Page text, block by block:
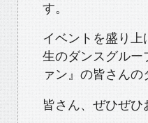
す。
イベントを盛り
生のダンスグルー
ァン』の皆さんの
皆さん、ぜひぜひ